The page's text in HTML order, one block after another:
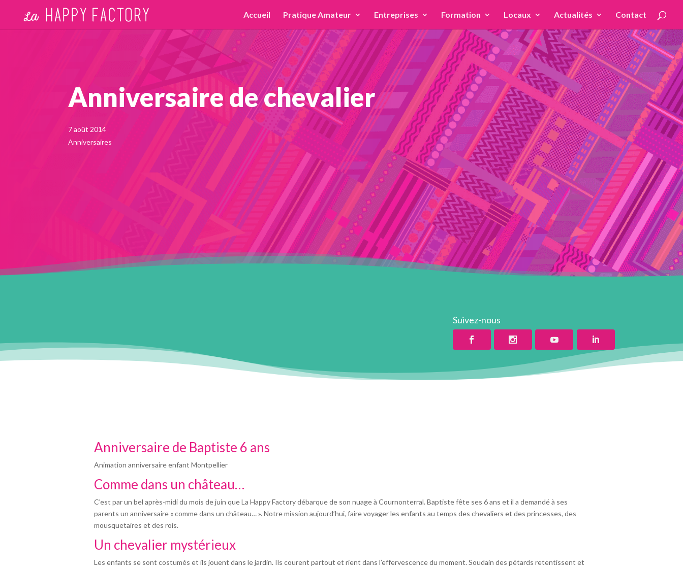
Accueil Pratique Amateur Entreprises Formation Locaux Actualités Contact
Anniversaire de chevalier
7 août 2014
Anniversaires
Suivez-nous
Anniversaire de Baptiste 6 ans
Animation anniversaire enfant Montpellier
Comme dans un château…
C’est par un bel après-midi du mois de juin que La Happy Factory débarque de son nuage à Cournonterral. Baptiste fête ses 6 ans et il a demandé à ses
parents un anniversaire « comme dans un château… ». Notre mission aujourd’hui, faire voyager les enfants au temps des chevaliers et des princesses, des
mousquetaires et des rois.
Un chevalier mystérieux
Les enfants se sont costumés et ils jouent dans le jardin. Ils courent partout et rient dans l’effervescence du moment. Soudain des pétards retentissent et